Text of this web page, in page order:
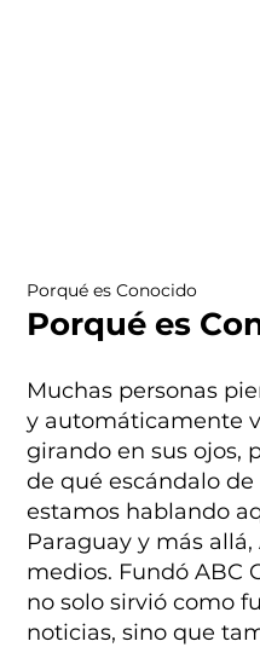
Porqué es Conocido
Porqué es
Muchas personas
y automáticamente
girando en sus ojos,
de qué escándalo
estamos hablando
Paraguay y más
medios. Fundó ABC
no solo sirvió como
noticias, sino que